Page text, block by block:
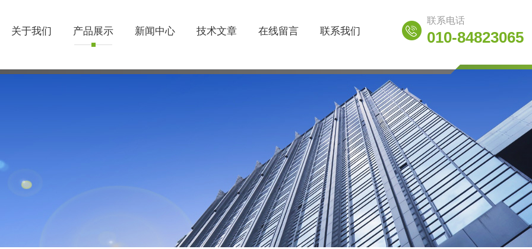
关于我们 产品展示 新闻中心 技术文章 在线留言 联系我们
联系电话
010-84823065